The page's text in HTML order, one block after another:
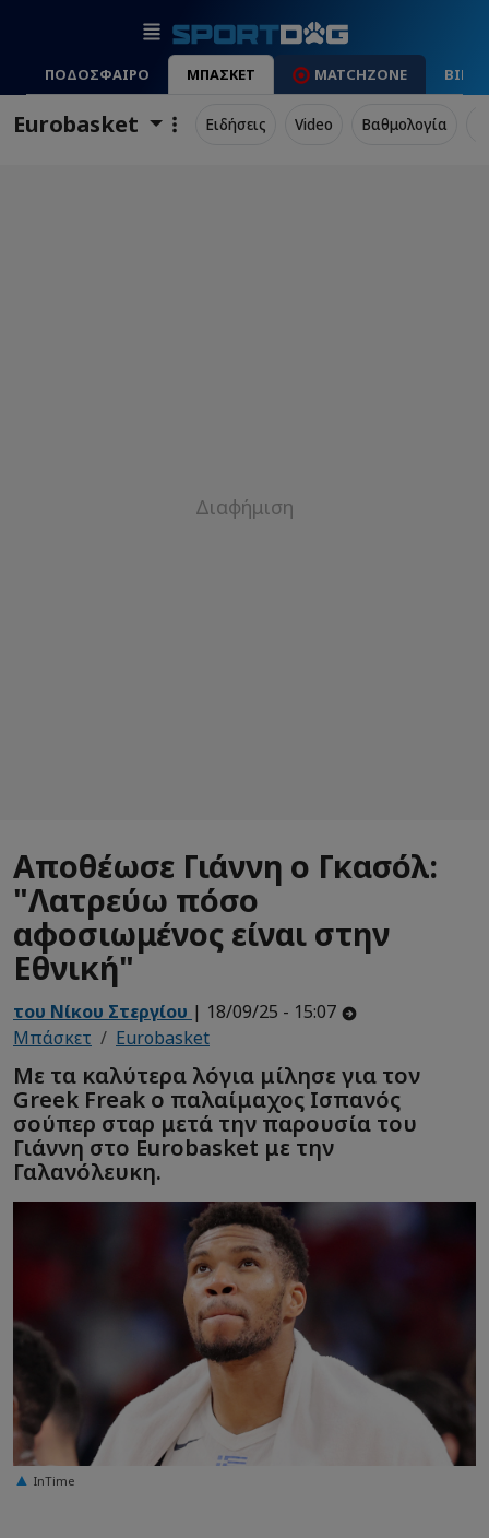
ΠΟΔΟΣΦΑΙΡΟ ΜΠΑΣΚΕΤ MATCHZONE
Eurobasket Ειδήσεις Video Βαθμολογία
Αποθέωσε Γιάννη ο Γκασόλ:
"Λατρεύω πόσο
αφοσιωμένος είναι στην
Εθνική"
του Νίκου Στεργίου | 18/09/25 - 15:07
Μπάσκετ
Eurobasket
Με τα καλύτερα λόγια μίλησε για τον
Greek Freak ο παλαίμαχος Ισπανός
σούπερ σταρ μετά την παρουσία του
Γιάννη στο Eurobasket με την
Γαλανόλευκη.
InTime